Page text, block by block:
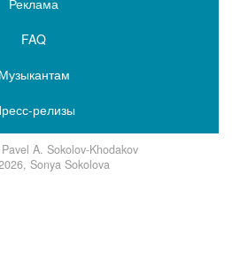
FAQ
Музыкантам
релизы
A. Sokolov-Khodakov
Sonya Sokolova